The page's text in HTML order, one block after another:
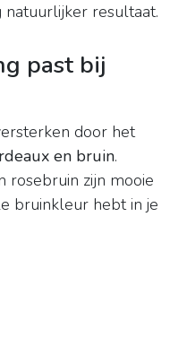
resultaat.
past bij
door het
en bruin.
rosebruin zijn mooie
bruinkleur hebt in je